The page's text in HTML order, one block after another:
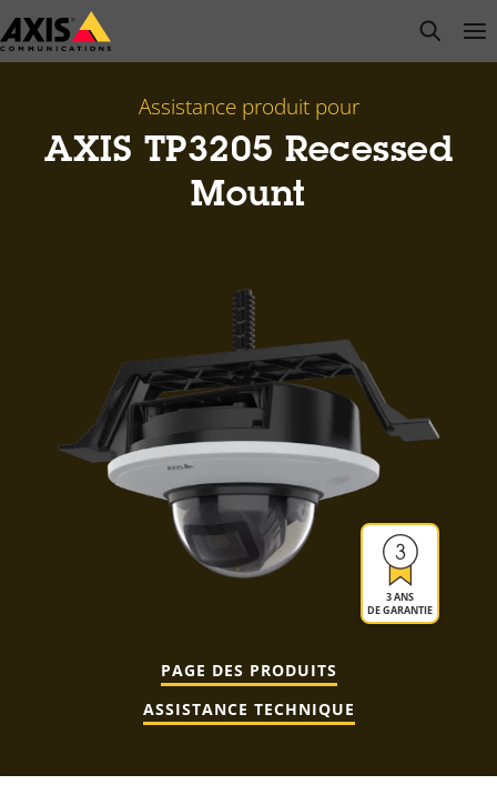
Passer
au
open
Assistance produit pour
AXIS TP3205 Recessed
Mount
3 ANS
DE GARANTIE
PAGE DES PRODUITS
ASSISTANCE TECHNIQUE